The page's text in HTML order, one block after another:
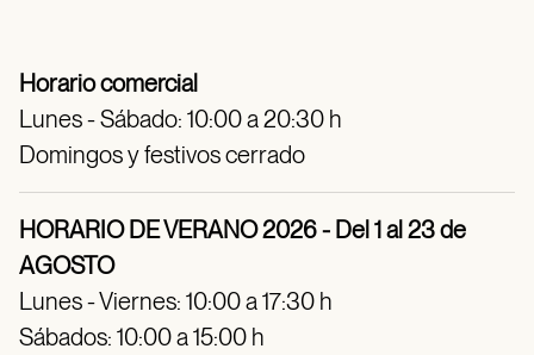
Horario comercial
Lunes - Sábado: 10:00 a 20:30 h
Domingos y festivos cerrado
HORARIO DE VERANO 2026 - Del 1 al 23 de
AGOSTO
Lunes - Viernes: 10:00 a 17:30 h
Sábados: 10:00 a 15:00 h